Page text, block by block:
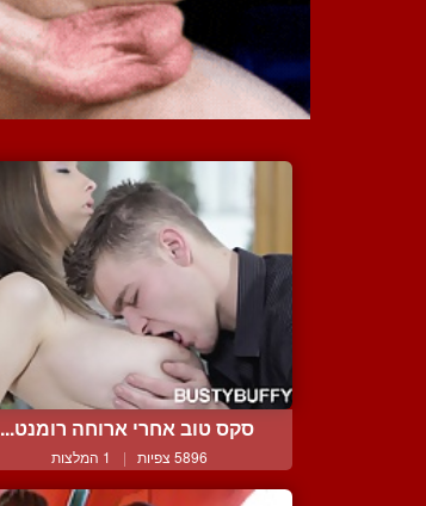
סקס טוב אחרי ארוחה רומנט...
5896 צפיות | 1 המלצות